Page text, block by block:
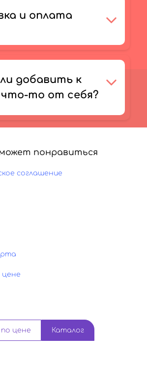
и оплата
добавить к
что-то от себя?
понравиться
соглашение
цене
цене Каталог